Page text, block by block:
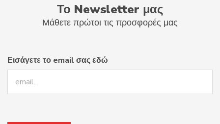
Το Newsletter μας
Μάθετε πρώτοι τις προσφορές μας
Εισάγετε το email σας εδώ